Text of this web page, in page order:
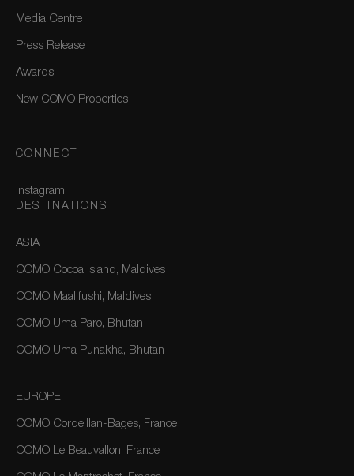
Media Centre
Press Release
Awards
New COMO Properties
CONNECT
Instagram
DESTINATIONS
ASIA
COMO Cocoa Island, Maldives
COMO Maalifushi, Maldives
COMO Uma Paro, Bhutan
COMO Uma Punakha, Bhutan
EUROPE
COMO Cordeillan-Bages, France
COMO Le Beauvallon, France